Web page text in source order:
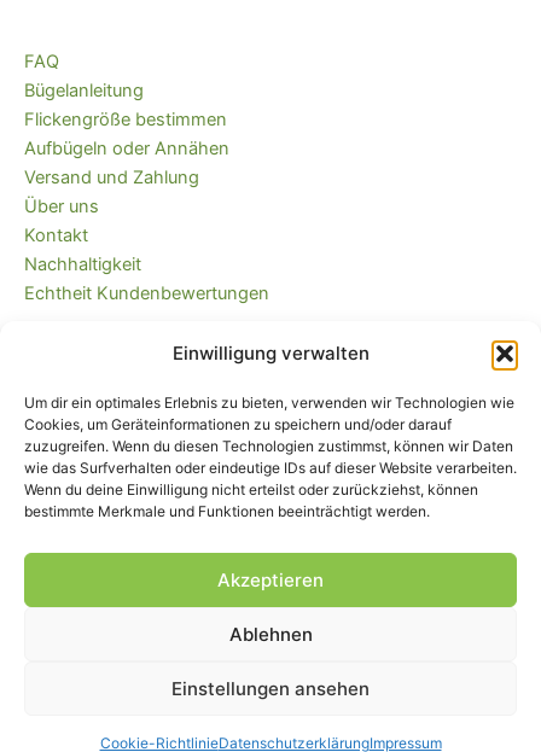
Einwilligung verwalten
Um dir ein optimales Erlebnis zu bieten, verwenden wir Technologien wie
Cookies, um Geräteinformationen zu speichern und/oder darauf
zuzugreifen. Wenn du diesen Technologien zustimmst, können wir Daten
wie das Surfverhalten oder eindeutige IDs auf dieser Website verarbeiten.
Wenn du deine Einwilligung nicht erteilst oder zurückziehst, können
bestimmte Merkmale und Funktionen beeinträchtigt werden.
Akzeptieren
Ablehnen
Einstellungen ansehen
Cookie-RichtlinieDatenschutzerklärungImpressum
werden
FAQ
Bügelanleitung
Flickengröße bestimmen
Aufbügeln oder Annähen
Versand und Zahlung
Über uns
Kontakt
Nachhaltigkeit
Echtheit Kundenbewertungen
Kaufvertrag widerrufen
Versandkostenfrei ab 35 EUR (DE) und
immer plastikfrei verpackt!
Widerrufsbelehrung und -formular
© Piratenbande - Hosenflicken, Knieflicken, Bügelflicken, 2026